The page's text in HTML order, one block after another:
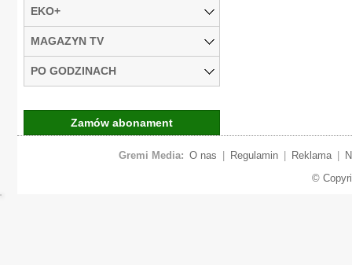
EKO+
MAGAZYN TV
PO GODZINACH
Zamów abonament
Gremi Media: O nas Regulamin Reklama
©